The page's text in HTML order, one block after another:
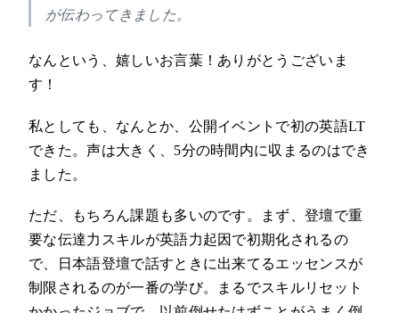
が伝わってきました。
なんという、嬉しいお言葉！ありがとうございま
す！
私としても、なんとか、公開イベントで初の英語LT
できた。声は大きく、5分の時間内に収まるのはでき
ました。
ただ、もちろん課題も多いのです。まず、登壇で重
要な伝達力スキルが英語力起因で初期化されるの
で、日本語登壇で話すときに出来てるエッセンスが
制限されるのが一番の学び。まるでスキルリセット